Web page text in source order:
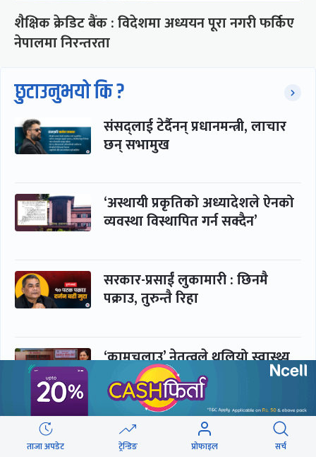
शैक्षिक क्रेडिट बैंक : विदेशमा अध्ययन पूरा नगरी फर्किए
नेपालमा निरन्तरता
छुटाउनुभयो कि ?
संसद्लाई टेर्दैनन् प्रधानमन्त्री, लाचार
छन् सभामुख
‘अस्थायी प्रकृतिको अध्यादेशले ऐनको
व्यवस्था विस्थापित गर्न सक्दैन’
सरकार-प्रसाईं लुकामारी : छिनमै
पक्राउ, तुरुन्तै रिहा
‘कामचलाउ’ नेतृत्वले थलियो स्वास्थ्य
क्षेत्र
पूर्णबहादुर-शेखर : पार्टी सभापति
ताजा अपडेट ट्रेन्डिङ प्रोफाइल सर्च